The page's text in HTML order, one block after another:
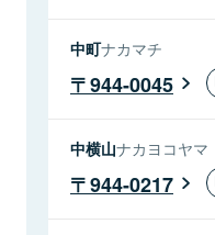
中町ナカマチ
944-0045
中横山ナカヨコヤマ
944-0217